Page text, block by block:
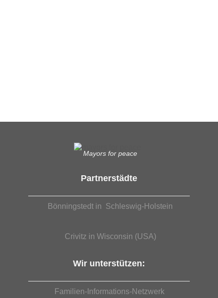
Mayors for peace
Partnerstädte
Bönningstedt in Schleswig-Holstein
Crivitz in Wisconsin (USA)
Wir unterstützen:
Familien-Informations-Netzwerk